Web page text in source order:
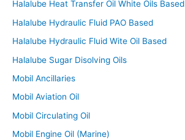
Halalube Heat Transfer Oil White Oils Based
Halalube Hydraulic Fluid PAO Based
Halalube Hydraulic Fluid Wite Oil Based
Halalube Sugar Disolving Oils
Mobil Ancillaries
Mobil Aviation Oil
Mobil Circulating Oil
Mobil Engine Oil (Marine)